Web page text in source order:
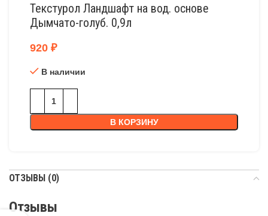
Текстурол Ландшафт на вод. основе
Дымчато-голуб. 0,9л
920 ₽
В наличии
В КОРЗИНУ
ОТЗЫВЫ (0)
Отзывы